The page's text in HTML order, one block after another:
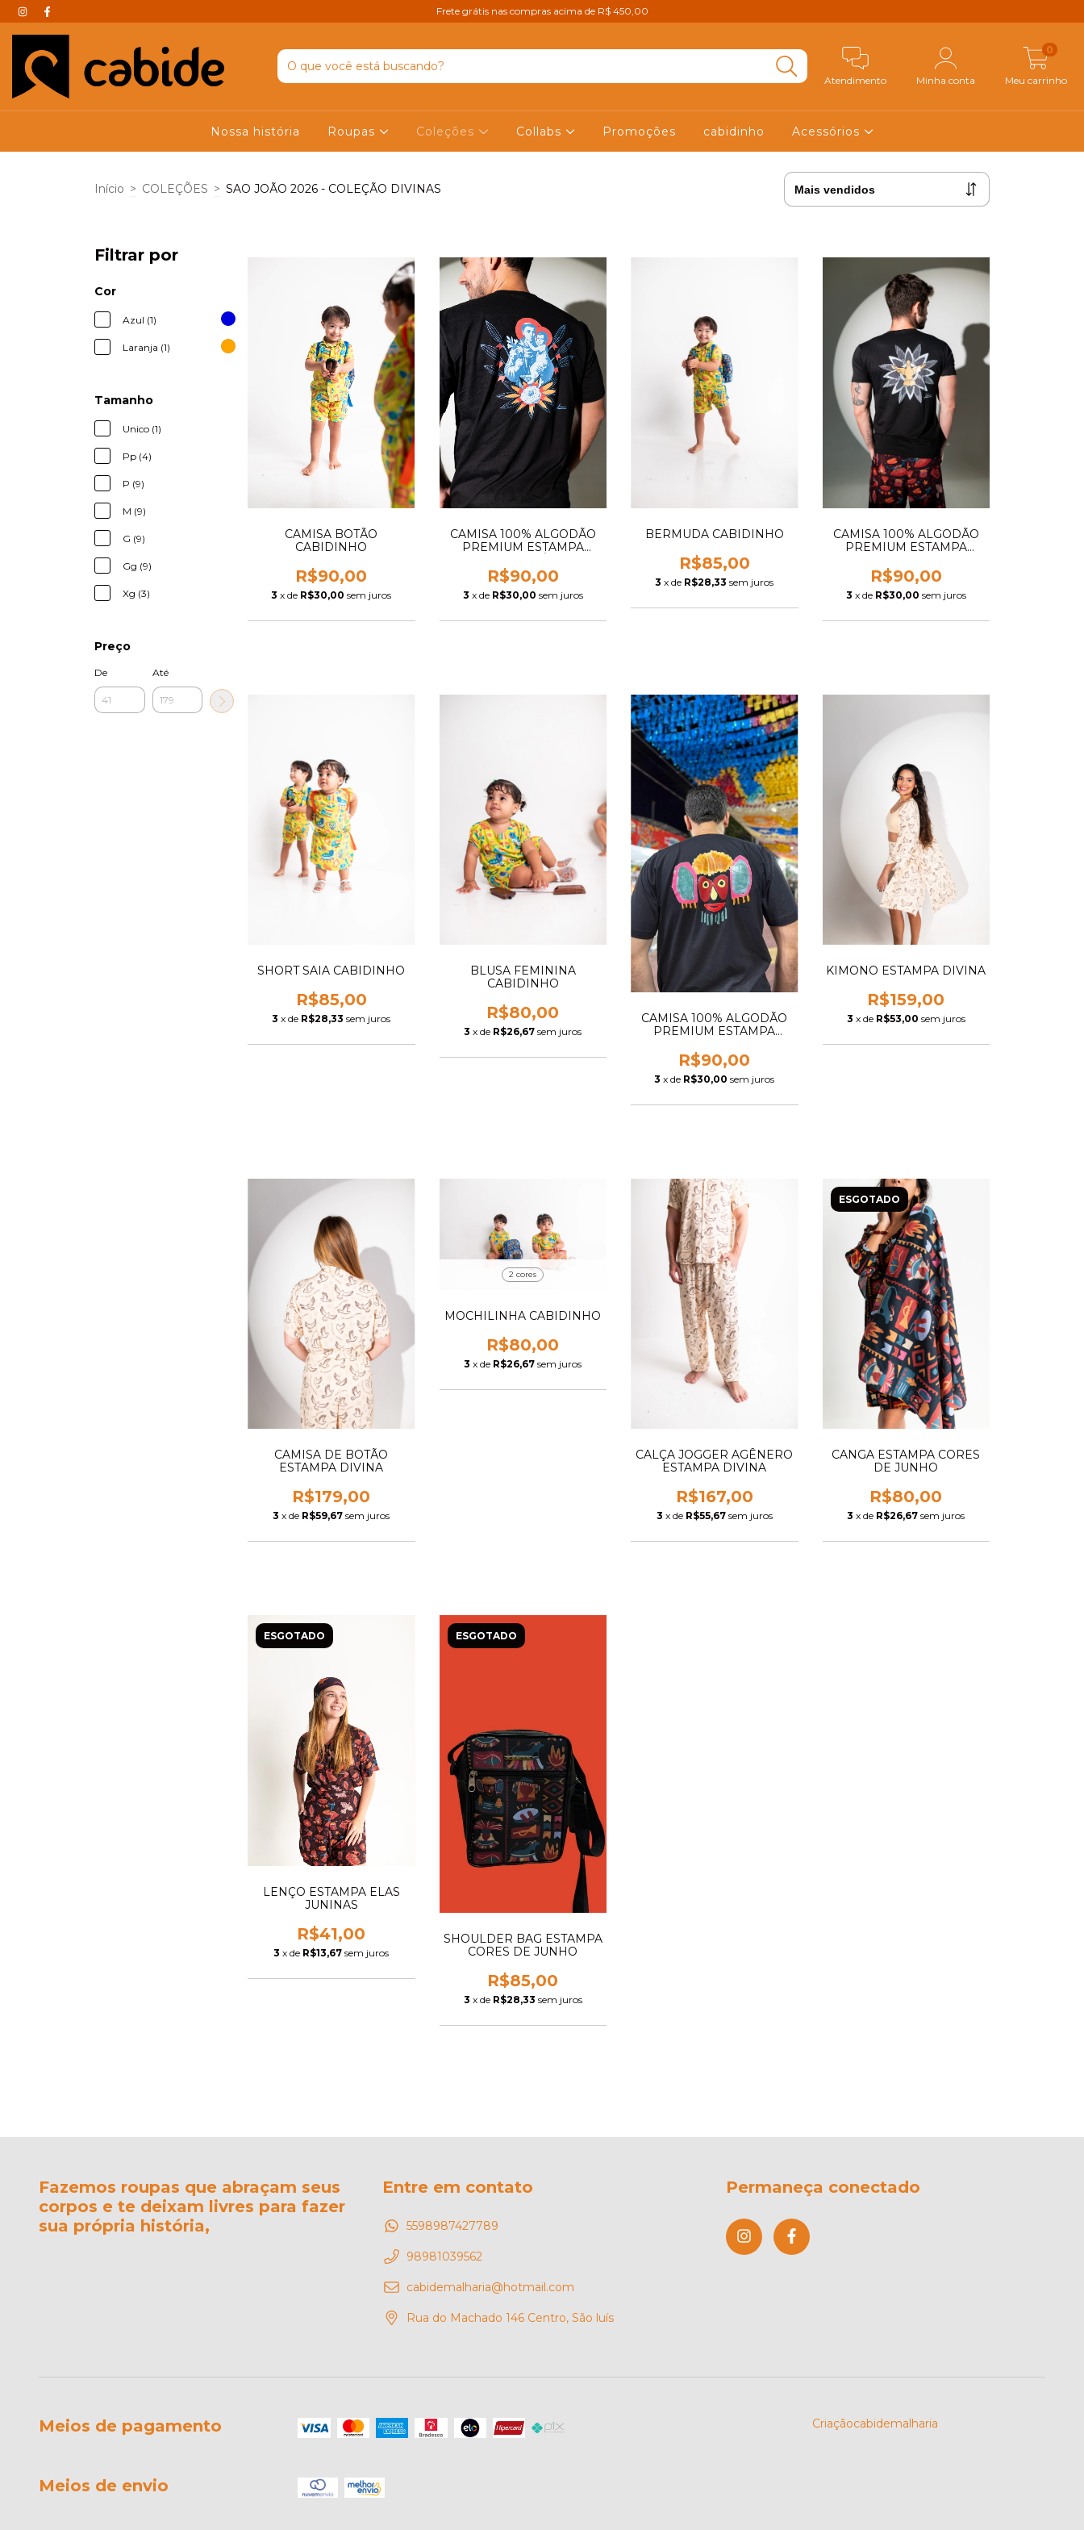
Frete grátis nas compras acima de R$ 450,00
Atendimento Minha conta Meu carrinho
0
Nossa história Roupas Coleções Collabs Promoções cabidinho Acessórios
Início > COLEÇÕES > SAO JOÃO 2026 - COLEÇÃO DIVINAS
Filtrar por
Cor
Azul (1)
Laranja (1)
Tamanho
Unico (1)
Pp (4)
P (9)
M (9)
G (9)
Gg (9)
Xg (3)
Preço
De Até
CAMISA BOTÃO
CABIDINHO
R$90,00
3 x de R$30,00 sem juros
CAMISA 100% ALGODÃO
PREMIUM ESTAMPA
MATUCKE
R$90,00
3 x de R$30,00 sem juros
BERMUDA CABIDINHO
R$85,00
3 x de R$28,33 sem juros
CAMISA 100% ALGODÃO
PREMIUM ESTAMPA
R$90,00
3 x de R$30,00 sem juros
SHORT SAIA CABIDINHO
R$85,00
3 x de R$28,33 sem juros
BLUSA FEMININA
CABIDINHO
R$80,00
3 x de R$26,67 sem juros
CAMISA 100% ALGODÃO
PREMIUM ESTAMPA
R$90,00
3 x de R$30,00 sem juros
KIMONO ESTAMPA DIVINA
R$159,00
3 x de R$53,00 sem juros
CAMISA DE BOTÃO
ESTAMPA DIVINA
R$179,00
3 x de R$59,67 sem juros
2 cores
MOCHILINHA CABIDINHO
R$80,00
3 x de R$26,67 sem juros
CALÇA JOGGER AGÊNERO
ESTAMPA DIVINA
R$167,00
3 x de R$55,67 sem juros
ESGOTADO
CANGA ESTAMPA CORES
DE JUNHO
R$80,00
3 x de R$26,67 sem juros
ESGOTADO
LENÇO ESTAMPA ELAS
JUNINAS
R$41,00
3 x de R$13,67 sem juros
ESGOTADO
SHOULDER BAG ESTAMPA
CORES DE JUNHO
R$85,00
3 x de R$28,33 sem juros
Fazemos roupas que abraçam seus
corpos e te deixam livres para fazer
sua própria história,
Entre em contato
5598987427789
98981039562
cabidemalharia@hotmail.com
Rua do Machado 146 Centro, São luís
Permaneça conectado
Meios de pagamento
Meios de envio
Criaçãocabidemalharia